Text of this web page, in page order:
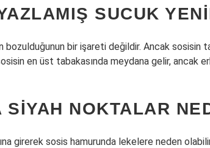
SUCUK
bozulduğunun bir işareti değildir. Ancak sosisin
en üst tabakasında meydana gelir, ancak
SIYAH NOKTALAR
girerek sosis hamurunda lekelere neden